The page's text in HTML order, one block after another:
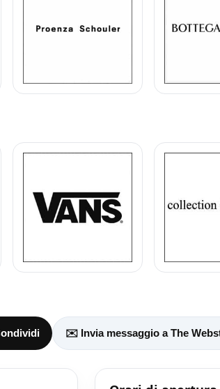
✉️ Invia messaggio a The
diretto al negozio
capire meglio la tua richiesta.
Invia messaggio